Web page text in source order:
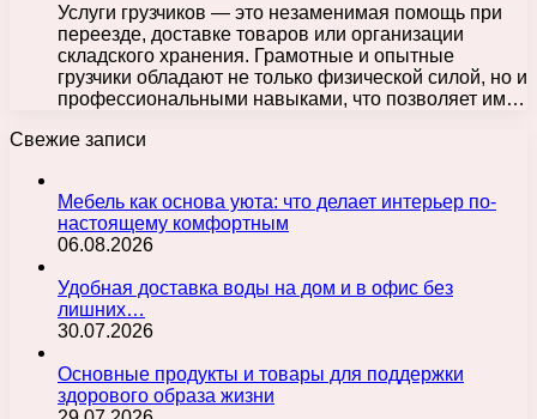
Услуги грузчиков — это незаменимая помощь при
переезде, доставке товаров или организации
складского хранения. Грамотные и опытные
грузчики обладают не только физической силой, но и
профессиональными навыками, что позволяет им…
Свежие записи
Мебель как основа уюта: что делает интерьер по-
настоящему комфортным
06.08.2026
Удобная доставка воды на дом и в офис без
лишних…
30.07.2026
Основные продукты и товары для поддержки
здорового образа жизни